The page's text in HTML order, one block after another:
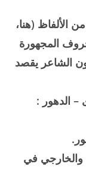
الألفاظ (هنا،
المجهورة
الشاعر يقصد
– الدهور :
والخارجي في